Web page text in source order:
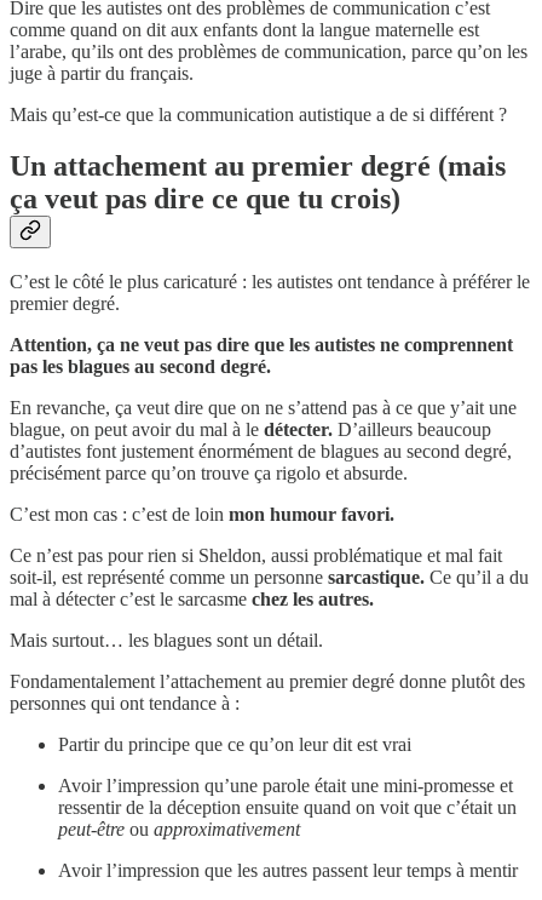
Dire que les autistes ont des problèmes de communication c’est
comme quand on dit aux enfants dont la langue maternelle est
l’arabe, qu’ils ont des problèmes de communication, parce qu’on les
juge à partir du français.
Mais qu’est-ce que la communication autistique a de si différent ?
Un attachement au premier degré (mais
ça veut pas dire ce que tu crois)
C’est le côté le plus caricaturé : les autistes ont tendance à préférer le
premier degré.
Attention, ça ne veut pas dire que les autistes ne comprennent
pas les blagues au second degré.
En revanche, ça veut dire que on ne s’attend pas à ce que y’ait une
blague, on peut avoir du mal à le détecter. D’ailleurs beaucoup
d’autistes font justement énormément de blagues au second degré,
précisément parce qu’on trouve ça rigolo et absurde.
C’est mon cas : c’est de loin mon humour favori.
Ce n’est pas pour rien si Sheldon, aussi problématique et mal fait
soit-il, est représenté comme un personne sarcastique. Ce qu’il a du
mal à détecter c’est le sarcasme chez les autres.
Mais surtout… les blagues sont un détail.
Fondamentalement l’attachement au premier degré donne plutôt des
personnes qui ont tendance à :
Partir du principe que ce qu’on leur dit est vrai
Avoir l’impression qu’une parole était une mini-promesse et
ressentir de la déception ensuite quand on voit que c’était un
peut-être ou approximativement
Avoir l’impression que les autres passent leur temps à mentir